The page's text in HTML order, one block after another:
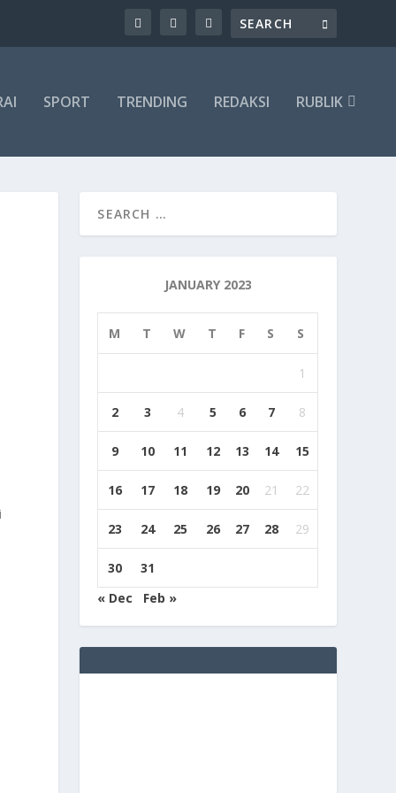
SPORT TRENDING REDAKSI RUBLIK
JANUARY 2023
M T W T F S S
1
2 3 4 5 6 7 8
9 10 11 12 13 14 15
16 17 18 19 20 21 22
23 24 25 26 27 28 29
30
31
« Dec
Feb »